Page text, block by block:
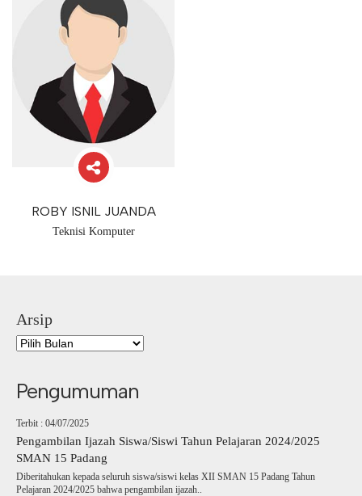
ROBY ISNIL JUANDA
Teknisi Komputer
Arsip
Pengumuman
Terbit : 04/07/2025
Pengambilan Ijazah Siswa/Siswi Tahun Pelajaran 2024/2025
SMAN 15 Padang
Diberitahukan kepada seluruh siswa/siswi kelas XII SMAN 15 Padang Tahun
Pelajaran 2024/2025 bahwa pengambilan ijazah..